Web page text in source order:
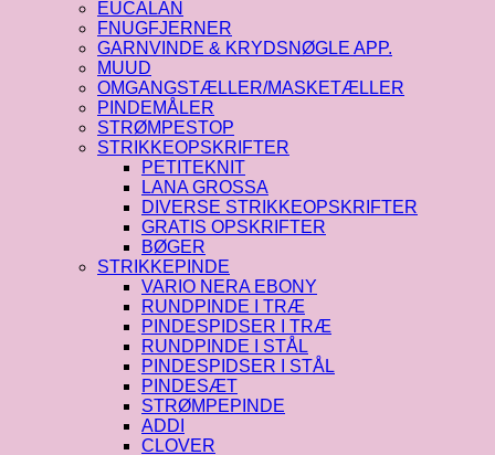
EUCALAN
FNUGFJERNER
GARNVINDE & KRYDSNØGLE APP.
MUUD
OMGANGSTÆLLER/MASKETÆLLER
PINDEMÅLER
STRØMPESTOP
STRIKKEOPSKRIFTER
PETITEKNIT
LANA GROSSA
DIVERSE STRIKKEOPSKRIFTER
GRATIS OPSKRIFTER
BØGER
STRIKKEPINDE
VARIO NERA EBONY
RUNDPINDE I TRÆ
PINDESPIDSER I TRÆ
RUNDPINDE I STÅL
PINDESPIDSER I STÅL
PINDESÆT
STRØMPEPINDE
ADDI
CLOVER